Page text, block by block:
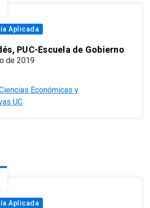
Aplicada
PUC-Escuela de Gobierno
de 2019
Económicas y
UC
Aplicada